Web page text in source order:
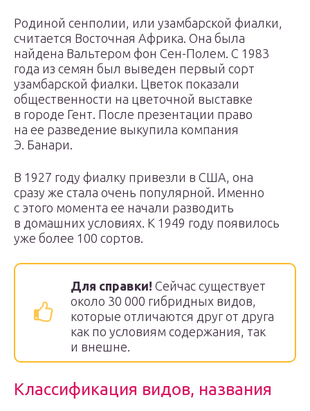
Родиной сенполии, или узамбарской фиалки,
считается Восточная Африка. Она была
найдена Вальтером фон Сен-Полем. С 1983
года из семян был выведен первый сорт
узамбарской фиалки. Цветок показали
общественности на цветочной выставке
в городе Гент. После презентации право
на ее разведение выкупила компания
Э. Банари.
В 1927 году фиалку привезли в США, она
сразу же стала очень популярной. Именно
с этого момента ее начали разводить
в домашних условиях. К 1949 году появилось
уже более 100 сортов.
Для справки! Сейчас существует
около 30 000 гибридных видов,
которые отличаются друг от друга
как по условиям содержания, так
и внешне.
Классификация видов, названия